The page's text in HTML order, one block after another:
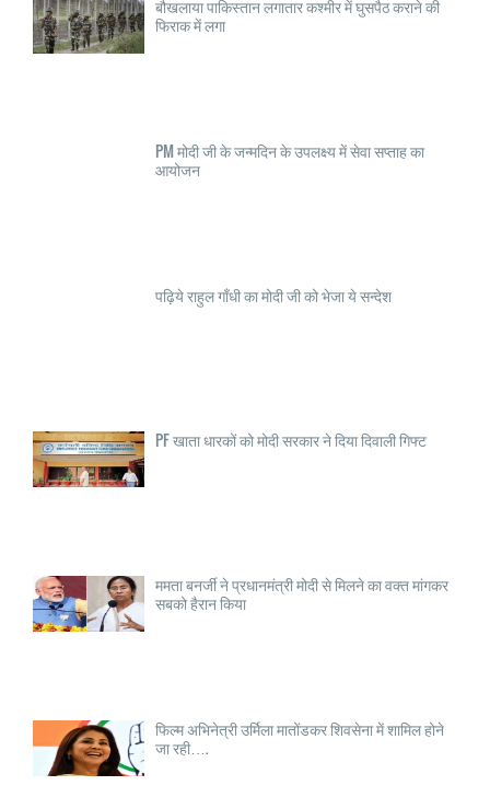
बौखलाया पाकिस्तान लगातार कश्मीर में घुसपैठ कराने की
फिराक में लगा
PM मोदी जी के जन्मदिन के उपलक्ष्य में सेवा सप्ताह का
आयोजन
पढ़िये राहुल गाँधी का मोदी जी को भेजा ये सन्देश
PF खाता धारकों को मोदी सरकार ने दिया दिवाली गिफ्ट
ममता बनर्जी ने प्रधानमंत्री मोदी से मिलने का वक्त मांगकर
सबको हैरान किया
फिल्म अभिनेत्री उर्मिला मातोंडकर शिवसेना में शामिल होने
जा रही….